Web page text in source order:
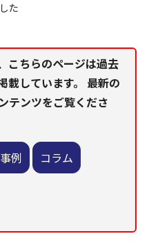
た
こちらのページは過去
載しています。 最新の
テンツをご覧くださ
例 コラム